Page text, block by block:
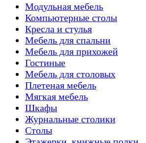
Модульная мебель
Компьютерные столы
Кресла и стулья
Мебель для спальни
Мебель для прихожей
Гостиные
Мебель для столовых
Плетеная мебель
Мягкая мебель
Шкафы
Журнальные столики
Столы